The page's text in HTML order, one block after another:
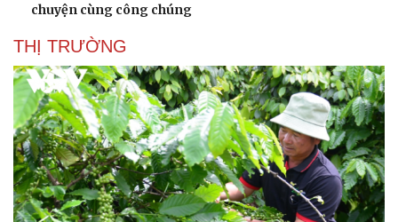
chuyện cùng công chúng
THỊ TRƯỜNG